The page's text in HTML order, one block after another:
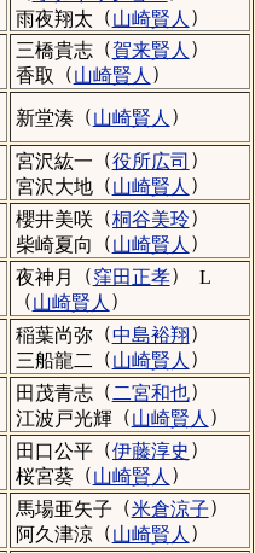
雨夜翔太 （山崎賢人 ）
三橋貴志（賀来賢人 ）
香取 （山崎賢人 ）
新堂湊 （山崎賢人 ）
宮沢紘一 （役所広司 ）
宮沢大地 （山崎賢人 ）
櫻井美咲（桐谷美玲）
柴崎夏向 （山崎賢人 ）
夜神月 （窪田正孝）
L
（山崎賢人 ）
稲葉尚弥（中島裕翔）
三船龍二 （山崎賢人 ）
田茂青志（ 二宮和也）
江波戸光輝 （山崎賢人 ）
田口公平（伊藤淳史 ）
桜宮葵（山崎賢人 ）
馬場亜矢子 （米倉涼子）
阿久津涼（山崎賢人 ）